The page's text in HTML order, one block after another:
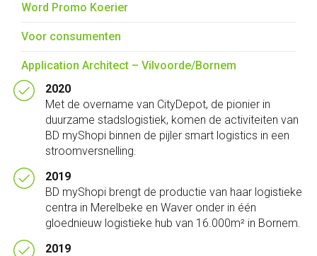
Word Promo Koerier
Voor consumenten
Application Architect – Vilvoorde/Bornem
2020
Met de overname van CityDepot, de pionier in
duurzame stadslogistiek, komen de activiteiten van
BD myShopi binnen de pijler smart logistics in een
stroomversnelling.
2019
BD myShopi brengt de productie van haar logistieke
centra in Merelbeke en Waver onder in één
gloednieuw logistieke hub van 16.000m² in Bornem.
2019